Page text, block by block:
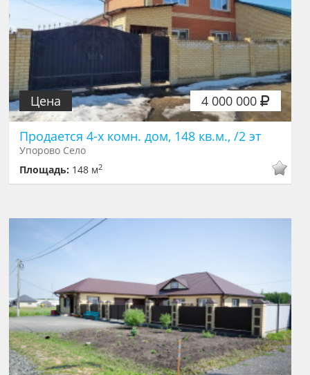
4 000 000
Цена
Продается 4-х комн. дом, 148 кв.м., /2 эт
Упорово Село
Площадь: 148 м2